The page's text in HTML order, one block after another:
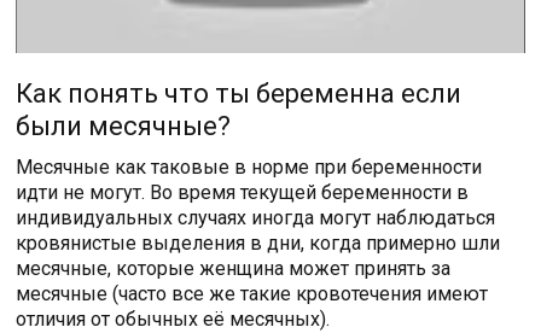
Как понять что ты беременна если
были месячные?
Месячные как таковые в норме при беременности
идти не могут. Во время текущей беременности в
индивидуальных случаях иногда могут наблюдаться
кровянистые выделения в дни, когда примерно шли
месячные, которые женщина может принять за
месячные (часто все же такие кровотечения имеют
отличия от обычных её месячных).